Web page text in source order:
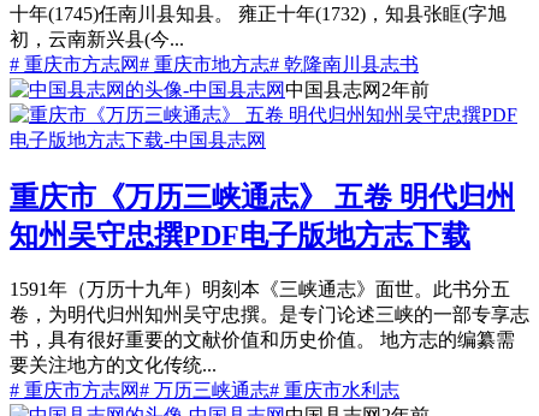
十年(1745)任南川县知县。 雍正十年(1732)，知县张眶(字旭
初，云南新兴县(今...
# 重庆市方志网# 重庆市地方志# 乾隆南川县志书
中国县志网 2年前
重庆市《万历三峡通志》 五卷 明代归州
知州吴守忠撰PDF电子版地方志下载
1591年（万历十九年）明刻本《三峡通志》面世。此书分五
卷，为明代归州知州吴守忠撰。是专门论述三峡的一部专享志
书，具有很好重要的文献价值和历史价值。 地方志的编纂需
要关注地方的文化传统...
# 重庆市方志网# 万历三峡通志# 重庆市水利志